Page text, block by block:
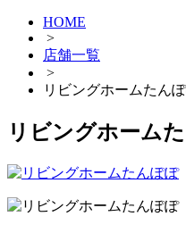
HOME
>
店舗一覧
>
リビングホームたん
リビングホーム